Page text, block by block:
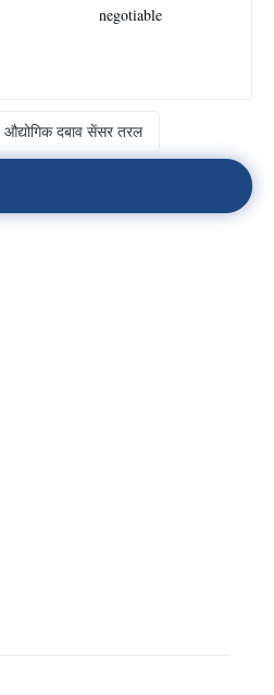
negotiable
औद्योगिक दबाव सेंसर तरल